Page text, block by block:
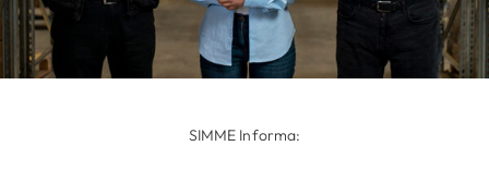
SIMME Informa: